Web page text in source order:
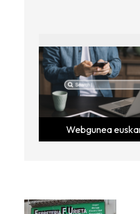
Webgunea